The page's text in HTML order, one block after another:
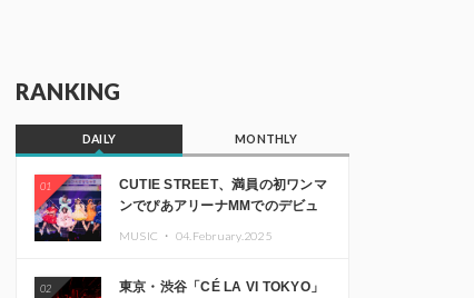
RANKING
DAILY MONTHLY
01
CUTIE STREET、満員の初ワンマ
ンでぴあアリーナMMでのデビュ
MUSIC ・ 04.February.2025
02
東京・渋谷「CÉ LA VI TOKYO」